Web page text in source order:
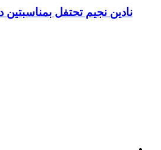
نادين نجيم تحتفل بمناسبتين